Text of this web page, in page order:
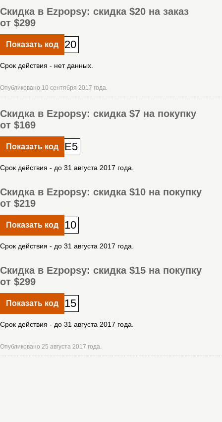
Скидка в Ezpopsy: скидка $20 на заказ
от $299
Показать код 20
Срок действия - нет данных.
Опубликовано 10 сентября 2017 года.
Скидка в Ezpopsy: скидка $7 на покупку
от $169
Показать код E5
Срок действия - до 31 августа 2017 года.
Скидка в Ezpopsy: скидка $10 на покупку
от $219
Показать код 10
Срок действия - до 31 августа 2017 года.
Скидка в Ezpopsy: скидка $15 на покупку
от $299
Показать код 15
Срок действия - до 31 августа 2017 года.
Опубликовано 25 августа 2017 года.